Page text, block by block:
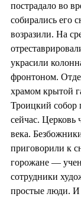
пострадало во
собирались его
возразили. На
украсили
фронтоном.
храмом крытой
Троицкий собор
сейчас. Церковь
века.
приговорили к
горожане —
сотрудники
простые люди. И